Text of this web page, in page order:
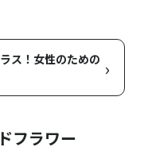
ス！女性のための ›
フラワー